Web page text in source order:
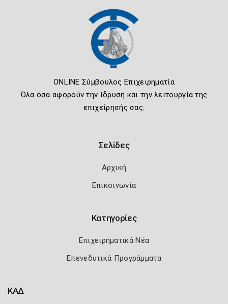
ONLINE Σύμβουλος Επιχειρηματία
Όλα όσα αφορούν την ίδρυση και την λειτουργία της
επιχείρησής σας.
Σελίδες
Αρχική
Επικοινωνία
Κατηγορίες
Επιχειρηματικά Νέα
Επενεδυτικά Προγράμματα
ΚΑΔ